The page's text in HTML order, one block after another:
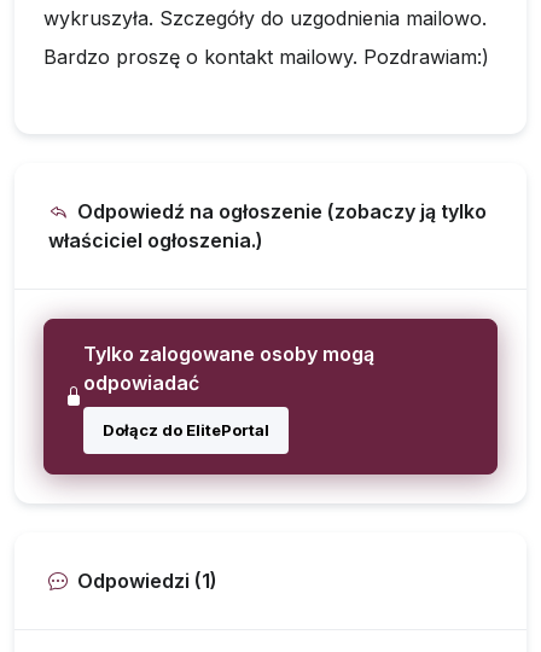
wykruszyła. Szczegóły do uzgodnienia mailowo.
Bardzo proszę o kontakt mailowy. Pozdrawiam:)
Odpowiedź na ogłoszenie (zobaczy ją tylko
właściciel ogłoszenia.)
Tylko zalogowane osoby mogą
odpowiadać
Dołącz do ElitePortal
Odpowiedzi (1)